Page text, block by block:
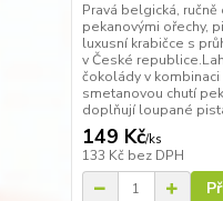
Pravá belgická,
pekanovými ořechy,
luxusní krabičce s
v České
čokolády v
smetanovou chutí
doplňují loupané
149 Kč/ks
133 Kč bez DPH